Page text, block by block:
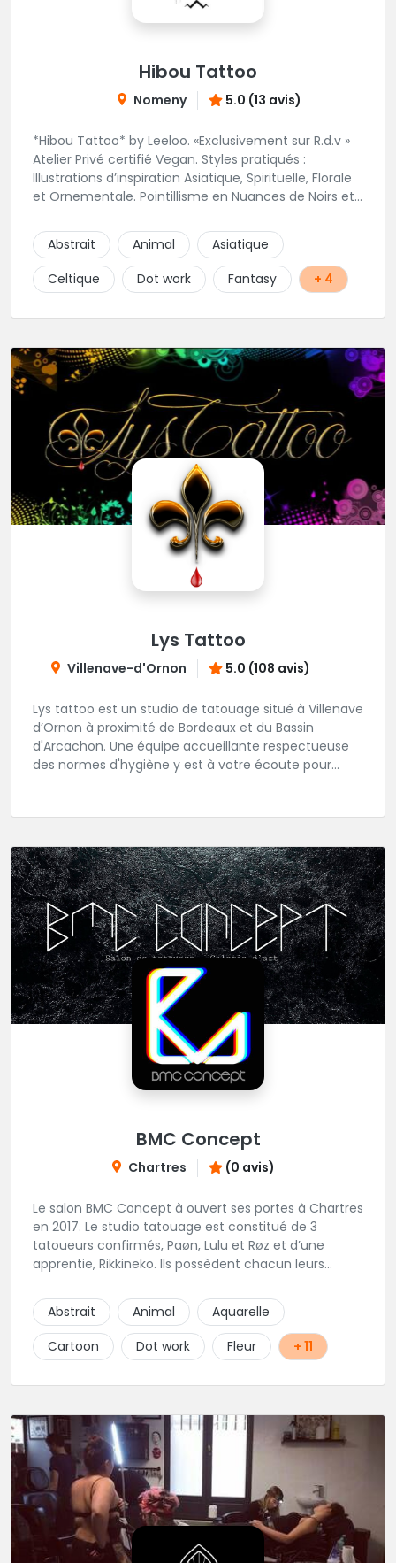
Hibou Tattoo
Nomeny 5.0 (13 avis)
*Hibou Tattoo* by Leeloo. «Exclusivement sur R.d.v »
Atelier Privé certifié Vegan. Styles pratiqués :
Illustrations d’inspiration Asiatique, Spirituelle, Florale
et Ornementale. Pointillisme en Nuances de Noirs et
de l’Atelier :
https://www.facebook.com/HibouTattoos
Abstrait Animal
Asiatique
Celtique
Dot work Fantasy + 4
Lys Tattoo
Villenave-d'Ornon 5.0 (108 avis)
Lys tattoo est un studio de tatouage situé à Villenave
d’Ornon à proximité de Bordeaux et du Bassin
d'Arcachon. Une équipe accueillante respectueuse
des normes d'hygiène y est à votre écoute pour
BMC Concept
Chartres (0 avis)
Le salon BMC Concept à ouvert ses portes à Chartres
en 2017. Le studio tatouage est constitué de 3
tatoueurs confirmés, Paøn, Lulu et Røz et d’une
apprentie, Rikkineko. Ils possèdent chacun leurs
souhaitant se faire tatouer de pouvoir construire un
projet entièrement personnalisé. Une pierceuse est
présente en Guest environ une semaine par mois au
salon.
Abstrait Animal
Aquarelle
Cartoon
Dot work Fleur + 11